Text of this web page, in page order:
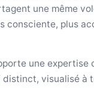
une même
consciente, plus
une expertise
visualisé à